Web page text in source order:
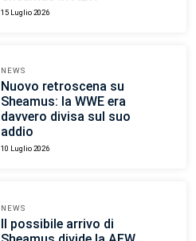
15 Luglio 2026
NEWS
Nuovo retroscena su
Sheamus: la WWE era
davvero divisa sul suo
addio
10 Luglio 2026
NEWS
Il possibile arrivo di